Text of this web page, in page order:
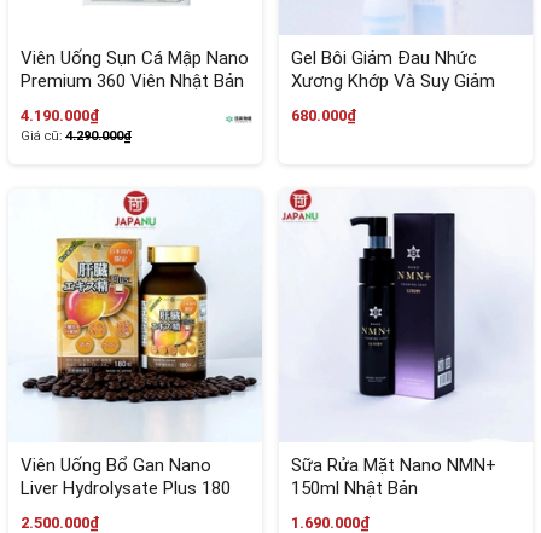
Viên Uống Sụn Cá Mập Nano
Premium 360 Viên Nhật Bản
4.190.000₫
Giá cũ: 4.290.000₫
Gel Bôi Giảm Đau Nhức
Xương Khớp Và Suy Giảm
Tĩnh Mạch Gluchon 120g
Nhật Bản
680.000₫
Viên Uống Bổ Gan Nano
Liver Hydrolysate Plus 180
Viên Nhật Bản
2.500.000₫
Sữa Rửa Mặt Nano NMN+
150ml Nhật Bản
1.690.000₫